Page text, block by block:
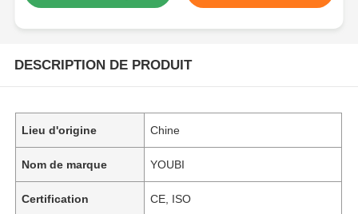
DESCRIPTION DE PRODUIT
Lieu d'origine Chine
Nom de marque YOUBI
Certification CE, ISO